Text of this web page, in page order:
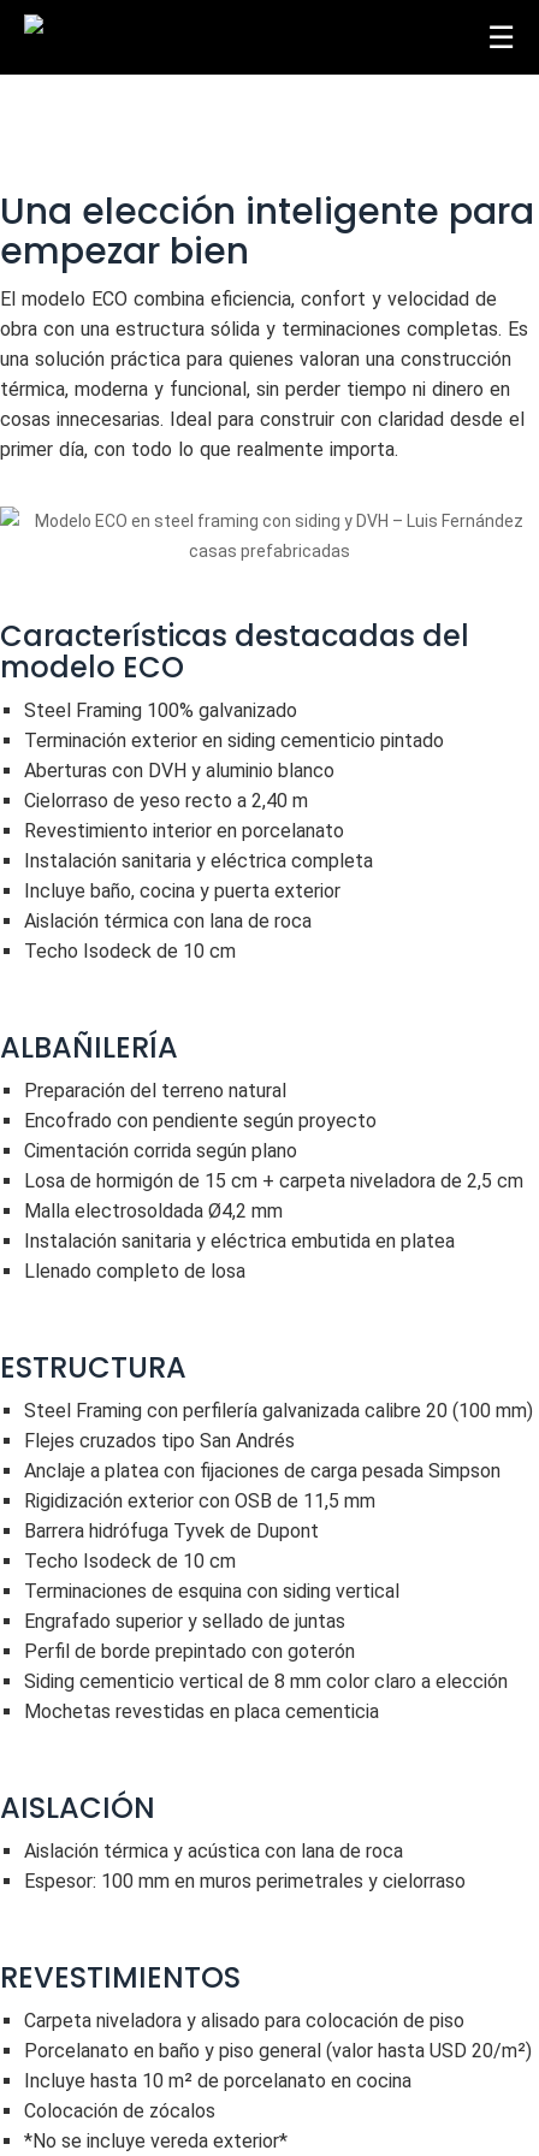
☰
Una elección inteligente para
empezar bien
El modelo ECO combina eficiencia, confort y velocidad de
obra con una estructura sólida y terminaciones completas. Es
una solución práctica para quienes valoran una construcción
térmica, moderna y funcional, sin perder tiempo ni dinero en
cosas innecesarias. Ideal para construir con claridad desde el
primer día, con todo lo que realmente importa.
Características destacadas del
modelo ECO
Steel Framing 100% galvanizado
Terminación exterior en siding cementicio pintado
Aberturas con DVH y aluminio blanco
Cielorraso de yeso recto a 2,40 m
Revestimiento interior en porcelanato
Instalación sanitaria y eléctrica completa
Incluye baño, cocina y puerta exterior
Aislación térmica con lana de roca
Techo Isodeck de 10 cm
ALBAÑILERÍA
Preparación del terreno natural
Encofrado con pendiente según proyecto
Cimentación corrida según plano
Losa de hormigón de 15 cm + carpeta niveladora de 2,5 cm
Malla electrosoldada Ø4,2 mm
Instalación sanitaria y eléctrica embutida en platea
Llenado completo de losa
ESTRUCTURA
Steel Framing con perfilería galvanizada calibre 20 (100 mm)
Flejes cruzados tipo San Andrés
Anclaje a platea con fijaciones de carga pesada Simpson
Rigidización exterior con OSB de 11,5 mm
Barrera hidrófuga Tyvek de Dupont
Techo Isodeck de 10 cm
Terminaciones de esquina con siding vertical
Engrafado superior y sellado de juntas
Perfil de borde prepintado con goterón
Siding cementicio vertical de 8 mm color claro a elección
Mochetas revestidas en placa cementicia
AISLACIÓN
Aislación térmica y acústica con lana de roca
Espesor: 100 mm en muros perimetrales y cielorraso
REVESTIMIENTOS
Carpeta niveladora y alisado para colocación de piso
Porcelanato en baño y piso general (valor hasta USD 20/m²)
Incluye hasta 10 m² de porcelanato en cocina
Colocación de zócalos
*No se incluye vereda exterior*